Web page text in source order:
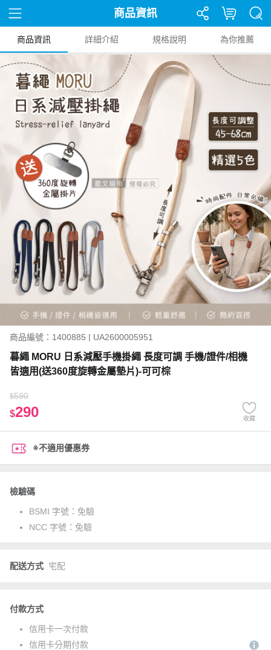
商品資訊
商品資訊 詳細介紹 規格說明 為你推薦
商品編號：1400885 | UA2600005951
暮繩 MORU 日系減壓手機掛繩 長度可調 手機/證件/相機
皆適用(送360度旋轉金屬墊片)-可可棕
$590
$290 收藏
※不適用優惠券
檢驗碼
BSMI 字號： 免驗
NCC 字號： 免驗
配送方式 宅配
付款方式
信用卡一次付款
信用卡分期付款